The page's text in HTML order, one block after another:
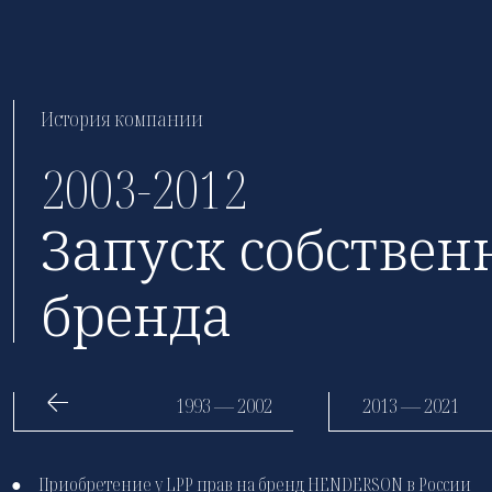
2003-2012
1993 — 2002
История компании
Запуск
бренда
● Приобретение у LPP прав на бренд HENDERSON в России
2013 — 2021